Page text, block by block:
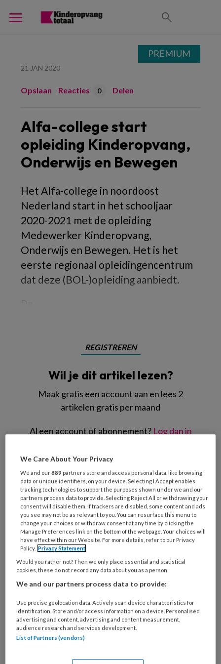
21 JAN 2020
Opslaan Reacties 0 Delen
Alfa-college start
opleiding Kinderopvang,
Onderwijs en Bewegen
Het Alfa-college in noordoost
Nederland start in het schooljaar
2020-2021 met de opleiding
Medewerker Kinderopvang,
Onderwijs en Bewegen. Het is het
eerste regionaal opleidingencentrum
dat deze (BOL-)opleiding aanbiedt.
REGISTREREN
Wil je dit artikel lezen?
Maak gratis een account aan en lees 2
artikelen gratis per maand
Al een account of abonnement? Log dan in
Wat
is
je
e-
mailadres?
* *
Kies
je
wachtwoord* *
Kies
je
functie *
welke
organisatie
werk
je?
Untitled
Ontvang 2x per week de
KinderopvangTotaal nieuwsbrief
Ontvang iedere zondag het
PREMIUM
We Care About Your Privacy
We and our889 partners store and access personal data, like browsing
data or unique identifiers, on your device. Selecting I Accept enables
tracking technologies to support the purposes shown under we and our
partners process data to provide. Selecting Reject All or withdrawing your
consent will disable them. If trackers are disabled, some content and ads
you see may not be as relevant to you. You can resurface this menu to
change your choices or withdraw consent at any time by clicking the
Manage Preferences link on the bottom of the webpage. Your choices will
have effect within our Website. For more details, refer to our Privacy
Policy. Privacy Statement
Would you rather not? Then we only place essential and statistical
cookies, these do not record any data about you as a person
We and our partners process data to provide:
Use precise geolocation data. Actively scan device characteristics for
identification. Store and/or access information on a device. Personalised
advertising and content, advertising and content measurement,
audience research and services development.
List of Partners (vendors)